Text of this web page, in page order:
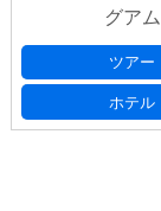
グアム
ツアー
ホテル